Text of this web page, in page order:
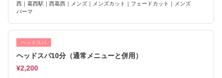
西｜葛西駅｜西葛西｜メンズ｜メンズカット｜フェードカット｜メンズ
パーマ
ヘッドスパ
ヘッドスパ10分（通常メニューと併用）
¥2,200